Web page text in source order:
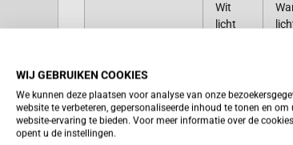
Wit
licht
De lamp heeft verschillende
gebundelde lichtstraal, zodat je
WIJ GEBRUIKEN COOKIES
We kunnen deze plaatsen voor analyse van onze
website te verbeteren, gepersonaliseerde inhoud te tonen en om
website-ervaring te bieden. Voor meer informatie over de
opent u de instellingen.